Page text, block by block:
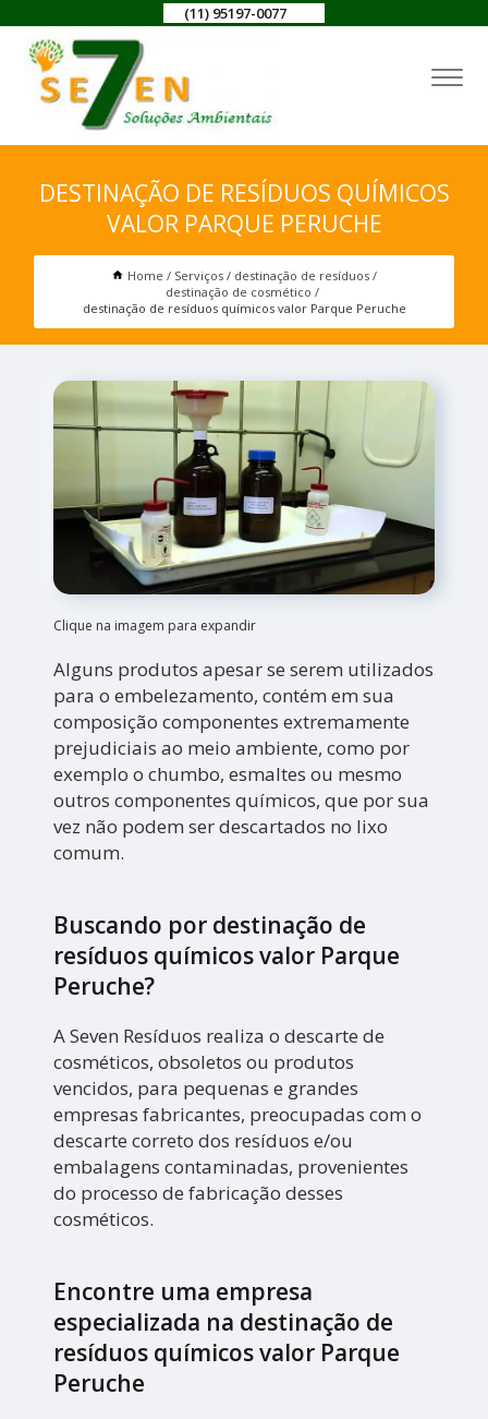
(11) 95197-0077
DESTINAÇÃO DE RESÍDUOS QUÍMICOS
VALOR PARQUE PERUCHE
Home Serviços
destinação de resíduos
destinação de cosmético
destinação de resíduos químicos valor Parque Peruche
Clique na imagem para expandir
Alguns produtos apesar se serem utilizados
para o embelezamento, contém em sua
composição componentes extremamente
prejudiciais ao meio ambiente, como por
exemplo o chumbo, esmaltes ou mesmo
outros componentes químicos, que por sua
vez não podem ser descartados no lixo
comum.
Buscando por destinação de
resíduos químicos valor Parque
Peruche?
A Seven Resíduos realiza o descarte de
cosméticos, obsoletos ou produtos
vencidos, para pequenas e grandes
empresas fabricantes, preocupadas com o
descarte correto dos resíduos e/ou
embalagens contaminadas, provenientes
do processo de fabricação desses
cosméticos.
Encontre uma empresa
especializada na destinação de
resíduos químicos valor Parque
Peruche